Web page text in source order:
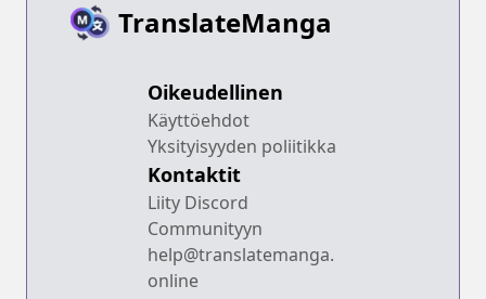
TranslateManga
Oikeudellinen
Käyttöehdot
Yksityisyyden poliitikka
Kontaktit
Liity Discord
Communityyn
help@translatemanga.
online